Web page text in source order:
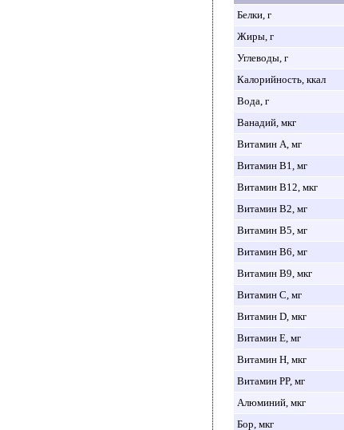
Белки, г
Жиры, г
Углеводы, г
Калорийность, ккал
Вода, г
Ванадий, мкг
Витамин A, мг
Витамин B1, мг
Витамин B12, мкг
Витамин B2, мг
Витамин B5, мг
Витамин B6, мг
Витамин B9, мкг
Витамин C, мг
Витамин D, мкг
Витамин E, мг
Витамин H, мкг
Витамин PP, мг
Алюминий, мкг
Бор, мкг